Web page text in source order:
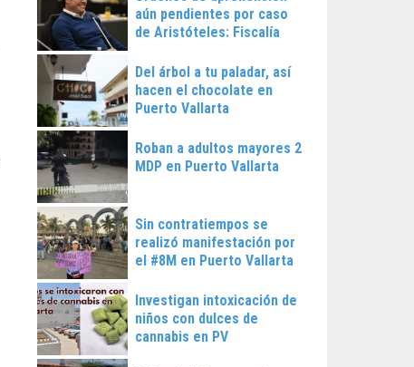
aún pendientes por caso
de Aristóteles: Fiscalía
Del árbol a tu paladar, así
hacen el chocolate en
Puerto Vallarta
Roban a adultos mayores 2
MDP en Puerto Vallarta
Sin contratiempos se
realizó manifestación por
el #8M en Puerto Vallarta
Investigan intoxicación de
niños con dulces de
cannabis en PV